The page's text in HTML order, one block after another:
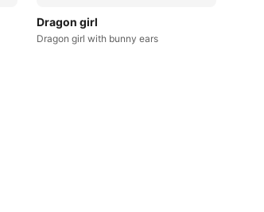
Dragon girl
Dragon girl with bunny ears